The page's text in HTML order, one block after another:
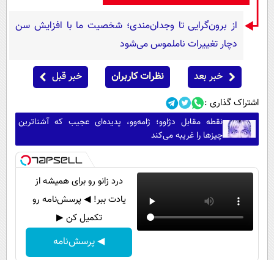
از برون‌گرایی تا وجدان‌مندی؛ شخصیت ما با افزایش سن
دچار تغییرات ناملموس می‌شود
خبر بعد نظرات کاربران خبر قبل
اشتراک گذاری :
نقطه مقابل دژاوو؛ ژامه‌وو، پدیده‌ای عجیب که آشناترین
چیزها را غریبه می‌کند
درد زانو رو برای همیشه از
یادت ببر! ◀ پرسش‌نامه رو
تکمیل کن ▶
◀ پرسش‌نامه